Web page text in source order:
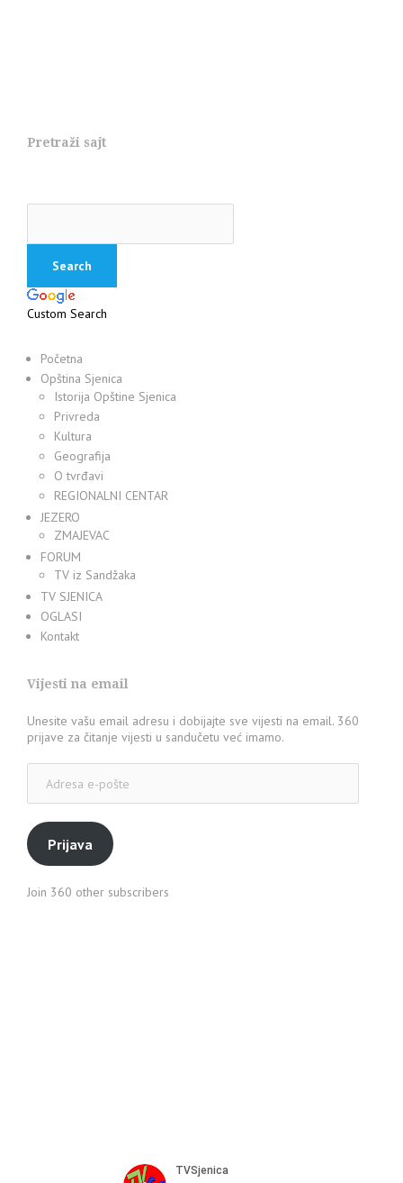
Pretraži sajt
Custom Search
Početna
Opština Sjenica
Istorija Opštine Sjenica
Privreda
Kultura
Geografija
O tvrđavi
REGIONALNI CENTAR
JEZERO
ZMAJEVAC
FORUM
TV iz Sandžaka
TV SJENICA
OGLASI
Kontakt
Vijesti na email
Unesite vašu email adresu i dobijajte sve vijesti na email. 360
prijave za čitanje vijesti u sandučetu već imamo.
pošte
Prijava
Join 360 other subscribers